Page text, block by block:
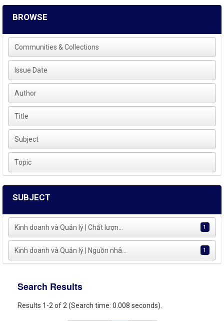
BROWSE
Communities & Collections
Issue Date
Author
Title
Subject
Topic
SUBJECT
Kinh doanh và Quản lý | Chất lượn... 1
Kinh doanh và Quản lý | Nguồn nhâ... 1
Search Results
Results 1-2 of 2 (Search time: 0.008 seconds).